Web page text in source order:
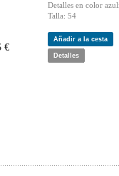
Detalles en color
Talla: 54
€
Añadir a la cesta
Detalles